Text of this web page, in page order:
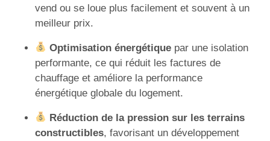
vend ou se loue plus facilement et souvent à un
meilleur prix.
Optimisation énergétique par une isolation
performante, ce qui réduit les factures de
chauffage et améliore la performance
énergétique globale du logement.
Réduction de la pression sur les terrains
constructibles, favorisant un développement